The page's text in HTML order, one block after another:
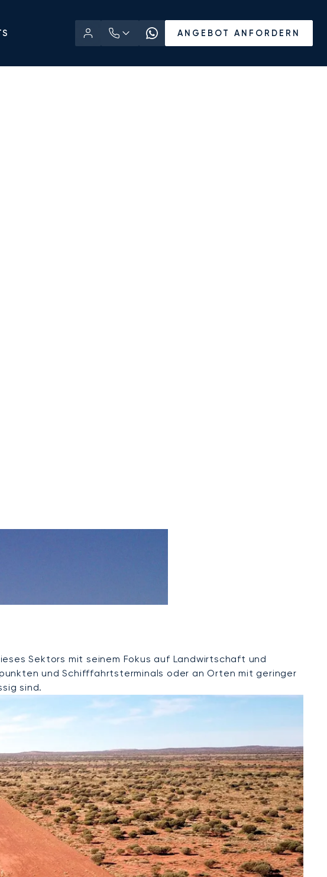
ANGEBOT ANFORDERN
Sektors mit seinem Fokus auf Landwirtschaft und
und Schifffahrtsterminals oder an Orten mit geringer
sind.